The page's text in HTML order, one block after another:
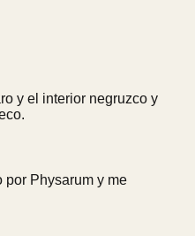
y el interior negruzco y
por Physarum y me